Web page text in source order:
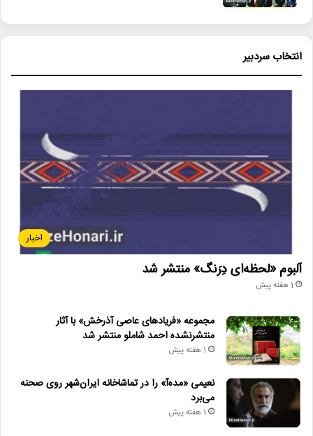
انتخاب سردبیر
اخبار
آلبوم «لحظه‌ای دِرَنگ» منتشر شد
1 هفته پیش
مجموعه «فریادهای عاصی آذرخش» با آثار
منتشرنشده احمد شاملو منتشر شد
1 هفته پیش
نعیمی «مده‌آ» را در تماشاخانه ایران‌شهر روی صحنه
می‌برد
1 هفته پیش